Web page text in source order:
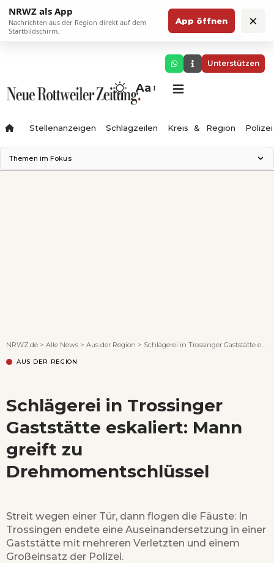
NRWZ als App
Nachrichten aus der Region direkt auf dem
Startbildschirm.
App öffnen ×
Unterstützen
Aa
Stellenanzeigen Schlagzeilen Kreis & Region Polizei
Themen im Fokus
NRWZ.de > Alle News > Aus der Region > Schlägerei in Trossinger Gaststätte eskaliert: Mann greift zu Drehmomentschlüssel
AUS DER REGION
Schlägerei in Trossinger
Gaststätte eskaliert: Mann
greift zu
Drehmomentschlüssel
Streit wegen einer Tür, dann flogen die Fäuste: In
Trossingen endete eine Auseinandersetzung in einer
Gaststätte mit mehreren Verletzten und einem
Großeinsatz der Polizei.